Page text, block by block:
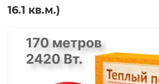
16.1 кв.м.)